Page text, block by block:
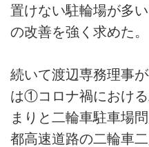
置けない駐輪場が多
の改善を強く求めた。
続いて渡辺専務理事
は①コロナ禍におけ
まりと二輪車駐車場
都高速道路の二輪車